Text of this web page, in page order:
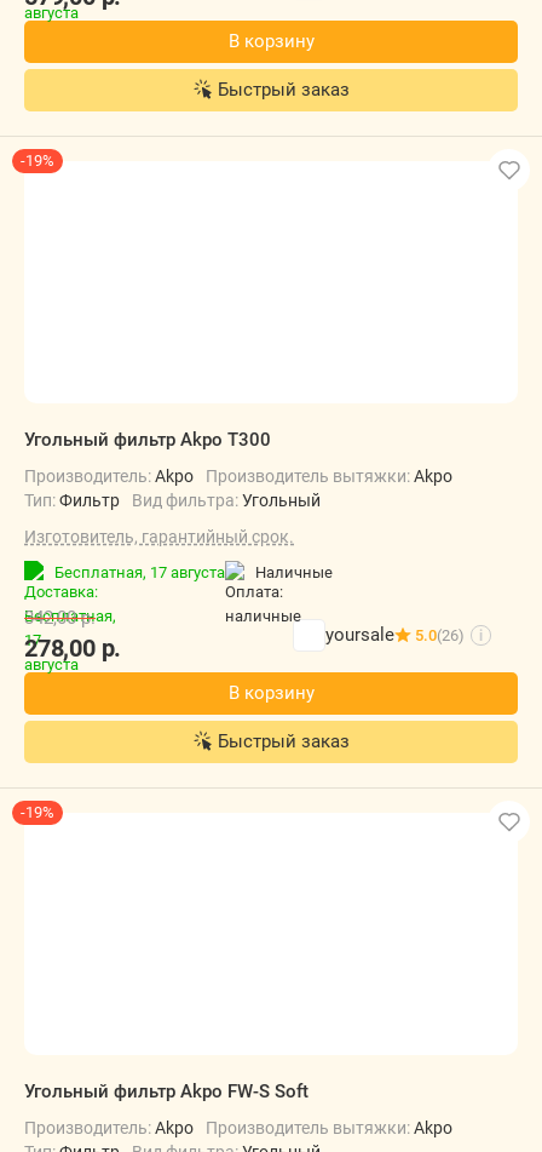
В корзину
Быстрый заказ
-19%
Угольный фильтр Akpo T300
Производитель:Akpo Производитель вытяжки:Akpo
Тип:Фильтр Вид фильтра:Угольный
Изготовитель, гарантийный срок.
Бесплатная, 17 августа наличные
278,00р.
342,00р.
yoursale 5.0(26) i
В корзину
Быстрый заказ
-19%
Угольный фильтр Akpo FW-S Soft
Производитель:Akpo Производитель вытяжки:Akpo